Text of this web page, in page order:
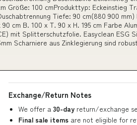
Größe: 100 cmProdukttyp: Eckeinstieg
Tiefe: 90 cm(880 900
90 cm B. 100 x T. 90 x H. 195 cm Farbe
mit Splitterschutzfolie. Easyclean ESG
Scharniere aus Zinklegierung sind
Exchange/Return Notes
We offer a 30-day return/exchange
Final sale items are not eligible for